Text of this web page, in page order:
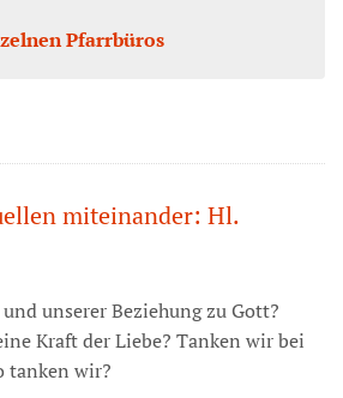
Pfarrbüros
miteinander: Hl.
unserer Beziehung zu Gott?
Kraft der Liebe? Tanken wir bei
tanken wir?